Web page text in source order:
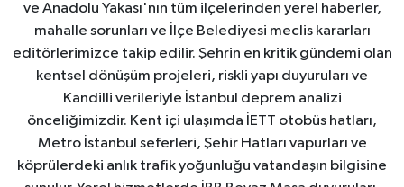
ve Anadolu Yakası'nın tüm ilçelerinden yerel haberler,
mahalle sorunları ve İlçe Belediyesi meclis kararları
editörlerimizce takip edilir. Şehrin en kritik gündemi olan
kentsel dönüşüm projeleri, riskli yapı duyuruları ve
Kandilli verileriyle İstanbul deprem analizi
önceliğimizdir. Kent içi ulaşımda İETT otobüs hatları,
Metro İstanbul seferleri, Şehir Hatları vapurları ve
köprülerdeki anlık trafik yoğunluğu vatandaşın bilgisine